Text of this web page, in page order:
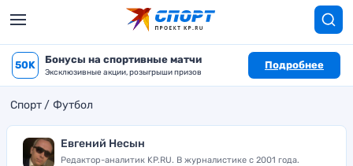
50K Бонусы на спортивные матчи
Эксклюзивные акции, розыгрыши призов
Подробнее
Спорт Футбол
Евгений Несын
Редактор-аналитик KP.RU. В журналистике с 2001 года.